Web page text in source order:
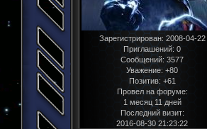
Зарегистрирован: 2008-04-22
Приглашений: 0
Сообщений: 3577
Уважение: +80
Позитив: +61
Провел на форуме:
1 месяц 11 дней
Последний визит:
2016-08-30 21:23:22